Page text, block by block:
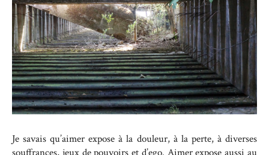
Je savais qu’aimer expose à la douleur, à la perte, à diverses